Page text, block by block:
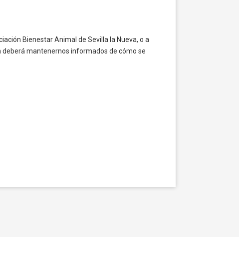
Bienestar Animal de Sevilla la Nueva, o a
mantenernos informados de cómo se